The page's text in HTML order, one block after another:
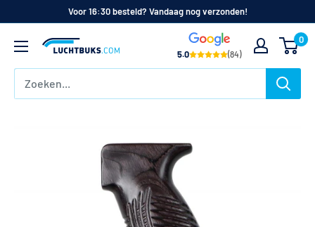
inhoud
Voor 16:30 besteld? Vandaag nog verzonden!
Luchtbuks.com
5.0 (84)
0